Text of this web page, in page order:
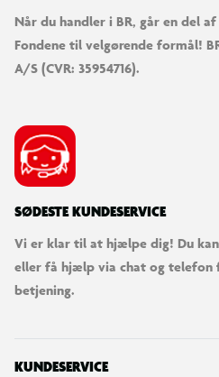
Når du handler i BR, går en del
Fondene til velgørende formål!
A/S (CVR: 35954716).
SØDESTE KUNDESERVICE
Vi er klar til at hjælpe dig! Du
eller få hjælp via chat og telefon
betjening.
KUNDESERVICE